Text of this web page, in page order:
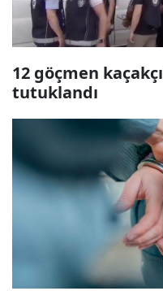
12 göçmen
tutuklandı